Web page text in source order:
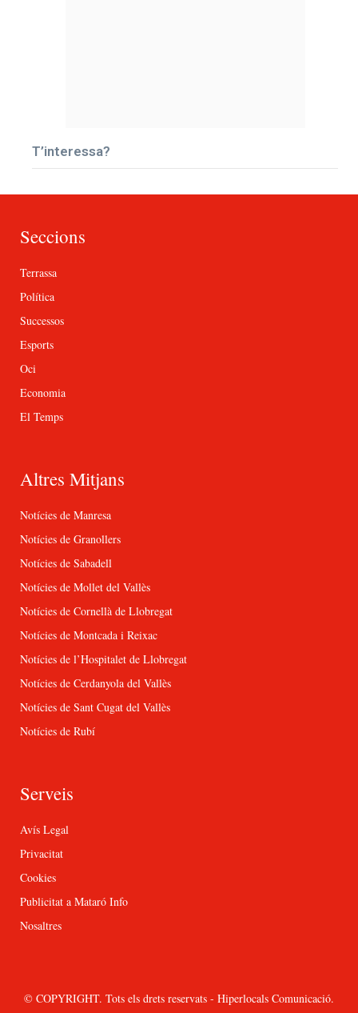
T’interessa?
Seccions
Terrassa
Política
Successos
Esports
Oci
Economia
El Temps
Altres Mitjans
Notícies de Manresa
Notícies de Granollers
Notícies de Sabadell
Notícies de Mollet del Vallès
Notícies de Cornellà de Llobregat
Notícies de Montcada i Reixac
Notícies de l’Hospitalet de Llobregat
Notícies de Cerdanyola del Vallès
Notícies de Sant Cugat del Vallès
Notícies de Rubí
Serveis
Avís Legal
Privacitat
Cookies
Publicitat a Mataró Info
Nosaltres
© COPYRIGHT. Tots els drets reservats - Hiperlocals Comunicació.